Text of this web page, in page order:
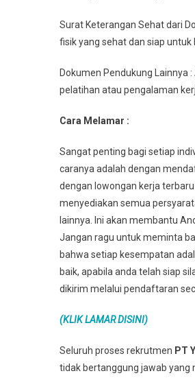
Surat Keterangan Sehat dari
fisik yang sehat dan siap untuk
Dokumen Pendukung
pelatihan atau pengalaman
Cara Melamar :
Sangat penting bagi setiap
caranya adalah dengan
dengan lowongan kerja terbaru
menyediakan semua
lainnya. Ini akan membantu
Jangan ragu untuk meminta
bahwa setiap kesempatan
baik, apabila anda telah siap
dikirim melalui pendaftaran
(KLIK LAMAR DISINI)
Seluruh proses rekrutmen PT
tidak bertanggung jawab yang